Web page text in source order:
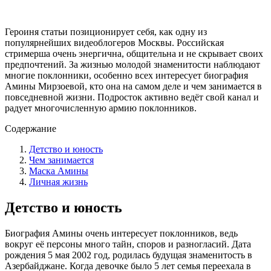
Героиня статьи позиционирует себя, как одну из
популярнейших видеоблогеров Москвы. Российская
стримерша очень энергична, общительна и не скрывает своих
предпочтений. За жизнью молодой знаменитости наблюдают
многие поклонники, особенно всех интересует биография
Амины Мирзоевой, кто она на самом деле и чем занимается в
повседневной жизни. Подросток активно ведёт свой канал и
радует многочисленную армию поклонников.
Содержание
Детство и юность
Чем занимается
Маска Амины
Личная жизнь
Детство и юность
Биография Амины очень интересует поклонников, ведь
вокруг её персоны много тайн, споров и разногласий. Дата
рождения 5 мая 2002 год, родилась будущая знаменитость в
Азербайджане. Когда девочке было 5 лет семья переехала в